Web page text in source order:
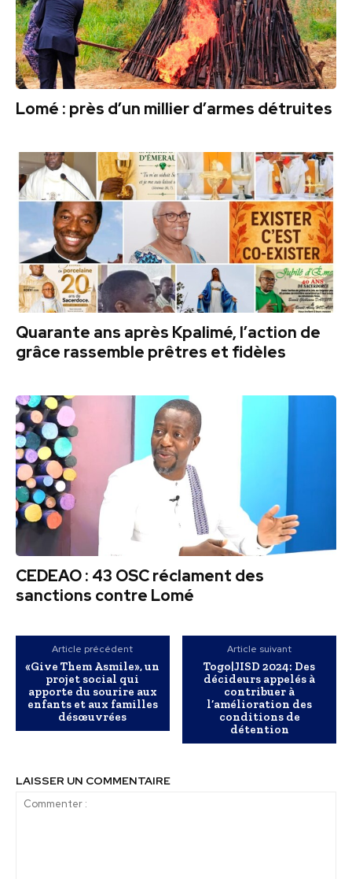
Lomé : près d’un millier d’armes détruites
Quarante ans après Kpalimé, l’action de
grâce rassemble prêtres et fidèles
CEDEAO : 43 OSC réclament des
sanctions contre Lomé
Article précédent
«Give Them Asmile», un
projet social qui
apporte du sourire aux
enfants et aux familles
désœuvrées
Article suivant
Togo|JISD 2024: Des
décideurs appelés à
contribuer à
l’amélioration des
conditions de
détention
LAISSER UN COMMENTAIRE